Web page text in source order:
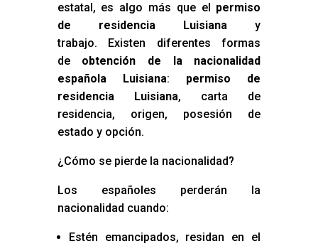
estatal, es algo más que el permiso
de residencia Luisiana y
trabajo. Existen diferentes formas
de obtención de la nacionalidad
española Luisiana: permiso de
residencia Luisiana, carta de
residencia, origen, posesión de
estado y opción.
¿Cómo se pierde la nacionalidad?
Los españoles perderán la
nacionalidad cuando:
Estén emancipados, residan en el